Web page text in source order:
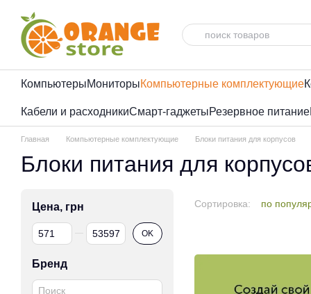
Перейти к основному контенту
КомпьютерыМониторыКомпьютерные комплектующие
Кабели и расходникиСмарт-гаджетыРезервное питание
Главная Компьютерные комплектующие Блоки питания для корпусов
Блоки питания для
Сортировка: по
Цена, грн
От Цена, грн
До Цена, грн OK
Бренд